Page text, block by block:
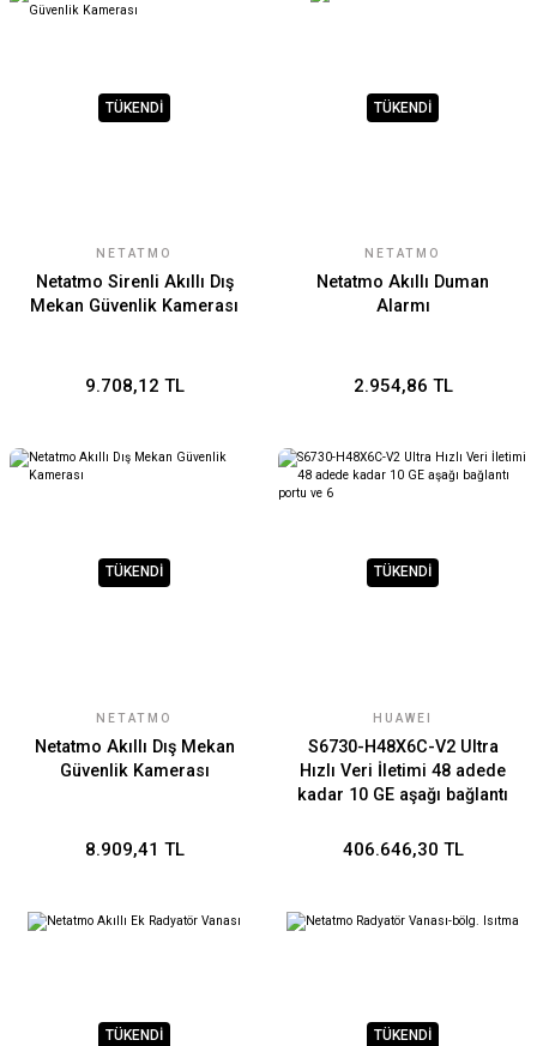
TÜKENDİ
NETATMO
Netatmo Sirenli Akıllı Dış
Mekan Güvenlik Kamerası
9.708,12 TL
TÜKENDİ
NETATMO
Netatmo Akıllı Duman
Alarmı
2.954,86 TL
TÜKENDİ
NETATMO
Netatmo Akıllı Dış Mekan
Güvenlik Kamerası
8.909,41 TL
TÜKENDİ
HUAWEI
S6730-H48X6C-V2 Ultra
Hızlı Veri İletimi 48 adede
kadar 10 GE aşağı bağlantı
406.646,30 TL
TÜKENDİ TÜKENDİ